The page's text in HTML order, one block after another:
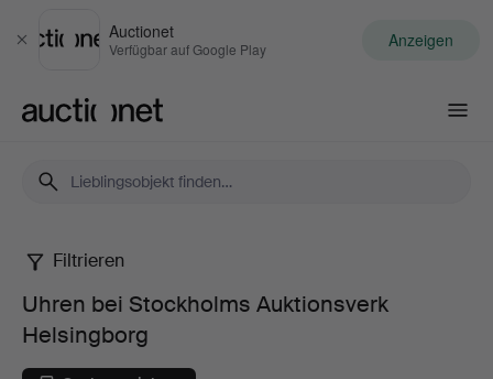
Schließen
Auctionet
Verfügbar auf Google Play Anzeigen
Uhren
bei
Filtrieren
Uhren bei Stockholms Auktionsverk
Helsingborg